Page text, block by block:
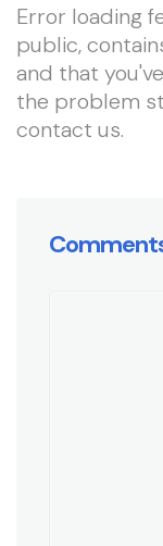
Error loading
public,
and that
the problem
contact us.